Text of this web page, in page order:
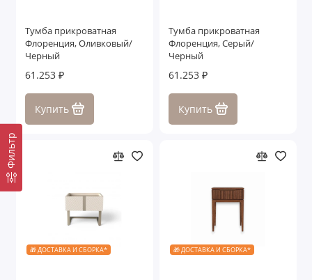
Фильтр
Тумба прикроватная
Флоренция, Оливковый/
Черный
61.253 ₽
Купить
Тумба прикроватная
Флоренция, Серый/
Черный
61.253 ₽
Купить
🎁 ДОСТАВКА И СБОРКА* 🎁 ДОСТАВКА И СБОРКА*